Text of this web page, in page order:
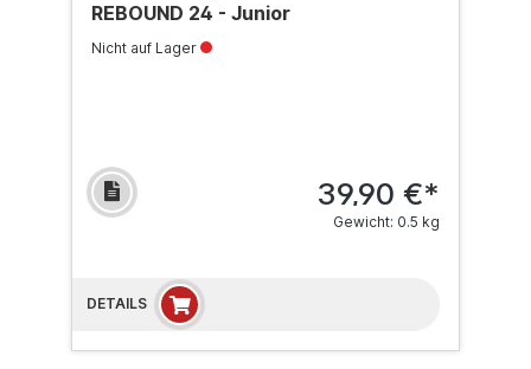
REBOUND 24 - Junior
Nicht auf Lager
39,90 €*
Gewicht: 0.5 kg
DETAILS